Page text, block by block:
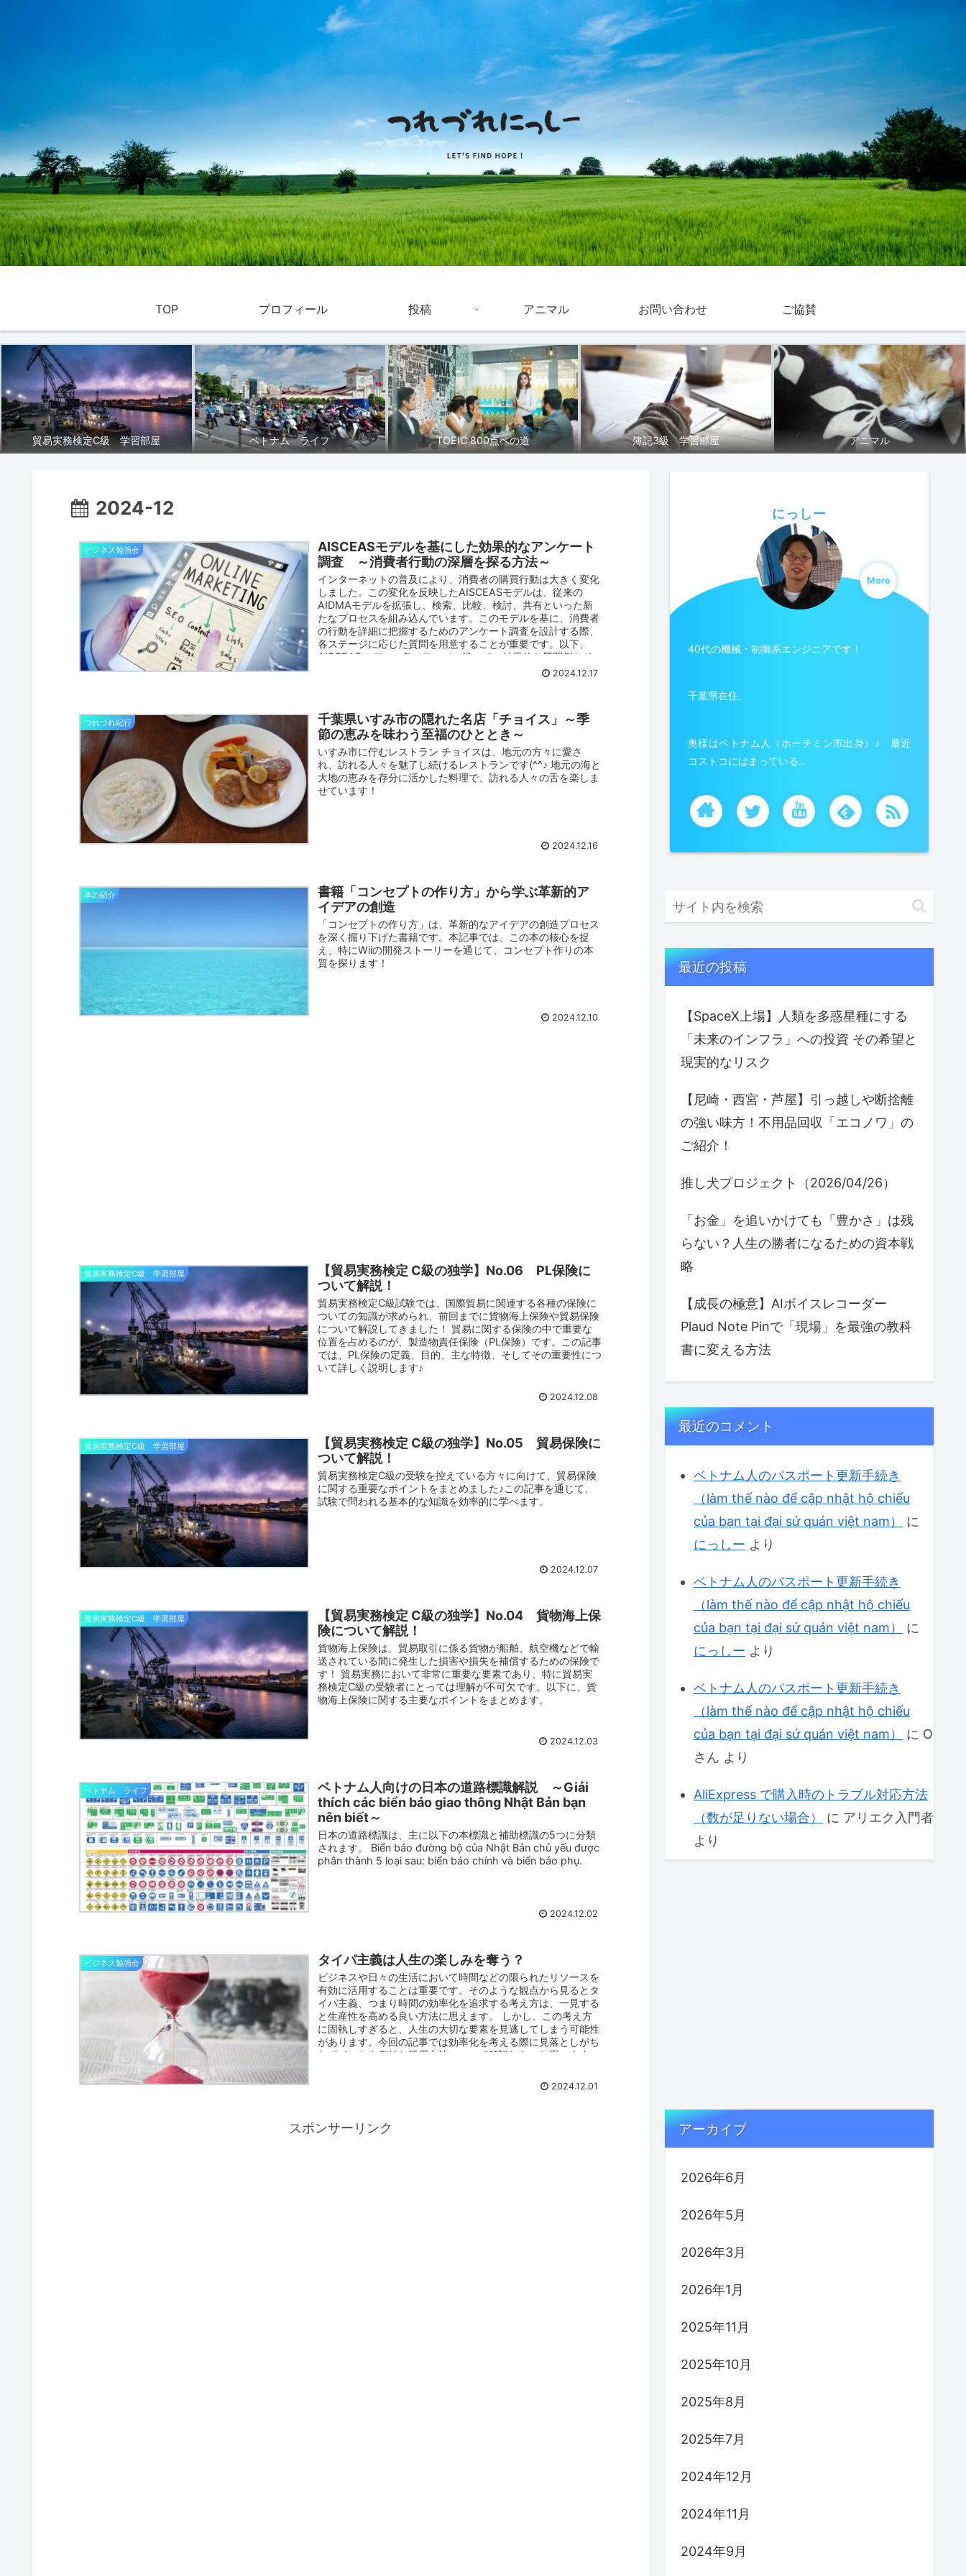
TOP プロフィール 投稿 アニマル お問い合わせ ご協賛
貿易実務検定C級 学習部屋 ベトナム ライフ TOEIC 800点への道 簿記3級 学習部屋 アニマル
2024-12
ビジネス勉強会
AISCEASモデルを基にした効果的なアンケート
調査 ～消費者行動の深層を探る方法～
インターネットの普及により、消費者の購買行動は大きく変化
しました。この変化を反映したAISCEASモデルは、従来の
AIDMAモデルを拡張し、検索、比較、検討、共有といった新
たなプロセスを組み込んでいます。このモデルを基に、消費者
の行動を詳細に把握するためのアンケート調査を設計する際、
各ステージに応じた質問を用意することが重要です。以下、
AISCEASモデルの各ステージに沿って、効果的な質問例とそ
2024.12.17
つれづれ紀行
千葉県いすみ市の隠れた名店「チョイス」～季
節の恵みを味わう至福のひととき～
いすみ市に佇むレストラン チョイスは、地元の方々に愛さ
れ、訪れる人々を魅了し続けるレストランです(^^♪ 地元の海と
大地の恵みを存分に活かした料理で、訪れる人々の舌を楽しま
せています！
2024.12.16
本の紹介
書籍「コンセプトの作り方」から学ぶ革新的ア
イデアの創造
「コンセプトの作り方」は、革新的なアイデアの創造プロセス
を深く掘り下げた書籍です。本記事では、この本の核心を捉
え、特にWiiの開発ストーリーを通じて、コンセプト作りの本
質を探ります！
2024.12.10
貿易実務検定C級 学習部屋
【貿易実務検定 C級の独学】No.06 PL保険に
ついて解説！
貿易実務検定C級試験では、国際貿易に関連する各種の保険に
ついての知識が求められ、前回までに貨物海上保険や貿易保険
について解説してきました！ 貿易に関する保険の中で重要な
位置を占めるのが、製造物責任保険（PL保険）です。この記事
では、PL保険の定義、目的、主な特徴、そしてその重要性につ
いて詳しく説明します♪
2024.12.08
貿易実務検定C級 学習部屋
【貿易実務検定 C級の独学】No.05 貿易保険に
ついて解説！
貿易実務検定C級の受験を控えている方々に向けて、貿易保険
に関する重要なポイントをまとめました♪この記事を通じて、
試験で問われる基本的な知識を効率的に学べます。
2024.12.07
貿易実務検定C級 学習部屋
【貿易実務検定 C級の独学】No.04 貨物海上保
険について解説！
貨物海上保険は、貿易取引に係る貨物が船舶、航空機などで輸
送されている間に発生した損害や損失を補償するための保険で
す！ 貿易実務において非常に重要な要素であり、特に貿易実
務検定C級の受験者にとっては理解が不可欠です。以下に、貨
物海上保険に関する主要なポイントをまとめます。
2024.12.03
ベトナム ライフ
ベトナム人向けの日本の道路標識解説 ～Giải
thích các biển báo giao thông Nhật Bản bạn
nên biết～
日本の道路標識は、主に以下の本標識と補助標識の5つに分類
されます。 Biển báo đường bộ của Nhật Bản chủ yếu được
phân thành 5 loại sau: biển báo chính và biển báo phụ.
2024.12.02
ビジネス勉強会 タイパ主義は人生の楽しみを奪う？
ビジネスや日々の生活において時間などの限られたリソースを
有効に活用することは重要です。そのような観点から見るとタ
イパ主義、つまり時間の効率化を追求する考え方は、一見する
と生産性を高める良い方法に思えます。 しかし、この考え方
に固執しすぎると、人生の大切な要素を見逃してしまう可能性
があります。今回の記事では効率化を考える際に見落としがち
なポイントや有効な活用方法について解説したいと思います♪
2024.12.01
スポンサーリンク
にっしー
40代の機械・制御系エンジニアです！
千葉県在住、
奥様はベトナム人（ホーチミン市出身）♪ 最近
コストコにはまっている…
More
最近の投稿
【SpaceX上場】人類を多惑星種にする
「未来のインフラ」への投資 その希望と
現実的なリスク
【尼崎・西宮・芦屋】引っ越しや断捨離
の強い味方！不用品回収「エコノワ」の
ご紹介！
推し犬プロジェクト（2026/04/26）
「お金」を追いかけても「豊かさ」は残
らない？人生の勝者になるための資本戦
略
【成長の極意】AIボイスレコーダー
Plaud Note Pinで「現場」を最強の教科
書に変える方法
最近のコメント
ベトナム人のパスポート更新手続き
（làm thế nào để cập nhật hộ chiếu
của bạn tại đại sứ quán việt nam）
に
にっしー より
ベトナム人のパスポート更新手続き
（làm thế nào để cập nhật hộ chiếu
của bạn tại đại sứ quán việt nam）
に
にっしー より
ベトナム人のパスポート更新手続き
（làm thế nào để cập nhật hộ chiếu
của bạn tại đại sứ quán việt nam）
に O
さん より
AliExpress で購入時のトラブル対応方法
（数が足りない場合）
に アリエク入門者
より
アーカイブ
2026年6月
2026年5月
2026年3月
2026年1月
2025年11月
2025年10月
2025年8月
2025年7月
2024年12月
2024年11月
2024年9月